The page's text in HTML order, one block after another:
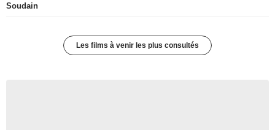
Soudain
Les films à venir les plus consultés